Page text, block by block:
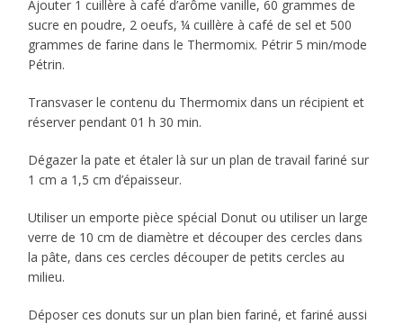
Ajouter 1 cuillère à café d’arôme vanille, 60 grammes de
sucre en poudre, 2 oeufs, ¼ cuillère à café de sel et 500
grammes de farine dans le Thermomix. Pétrir 5 min/mode
Pétrin.
Transvaser le contenu du Thermomix dans un récipient et
réserver pendant 01 h 30 min.
Dégazer la pate et étaler là sur un plan de travail fariné sur
1 cm a 1,5 cm d’épaisseur.
Utiliser un emporte pièce spécial Donut ou utiliser un large
verre de 10 cm de diamètre et découper des cercles dans
la pâte, dans ces cercles découper de petits cercles au
milieu.
Déposer ces donuts sur un plan bien fariné, et fariné aussi